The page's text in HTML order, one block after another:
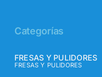
Categorías
FRESAS Y PULIDORES
FRESAS Y PULIDORES